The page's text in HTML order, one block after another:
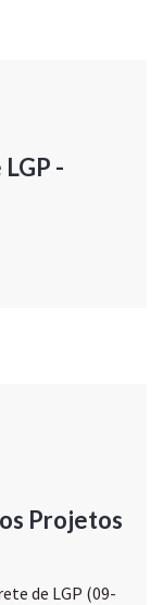
-
Projetos
de LGP (09-